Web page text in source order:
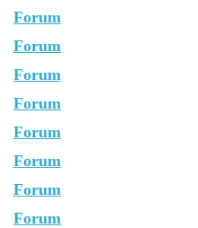
Forum
Forum
Forum
Forum
Forum
Forum
Forum
Forum